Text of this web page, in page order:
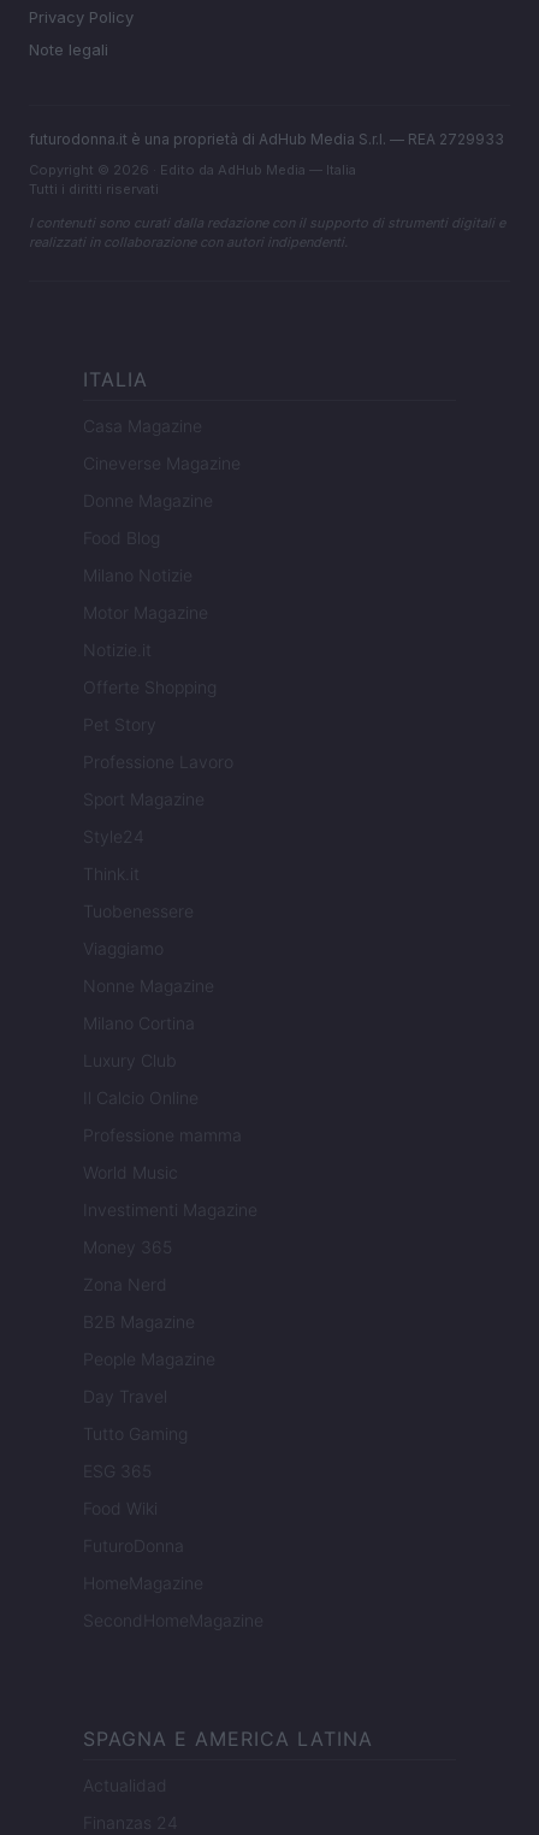
Privacy Policy
Note legali
futurodonna.it è una proprietà di AdHub Media S.r.l. — REA 2729933
Copyright © 2026 · Edito da AdHub Media — Italia
Tutti i diritti riservati
I contenuti sono curati dalla redazione con il supporto di strumenti digitali e
realizzati in collaborazione con autori indipendenti.
ITALIA
Casa Magazine
Cineverse Magazine
Donne Magazine
Food Blog
Milano Notizie
Motor Magazine
Notizie.it
Offerte Shopping
Pet Story
Professione Lavoro
Sport Magazine
Style24
Think.it
Tuobenessere
Viaggiamo
Nonne Magazine
Milano Cortina
Luxury Club
Il Calcio Online
Professione mamma
World Music
Investimenti Magazine
Money 365
Zona Nerd
B2B Magazine
People Magazine
Day Travel
Tutto Gaming
ESG 365
Food Wiki
FuturoDonna
HomeMagazine
SecondHomeMagazine
SPAGNA E AMERICA LATINA
Actualidad
Finanzas 24